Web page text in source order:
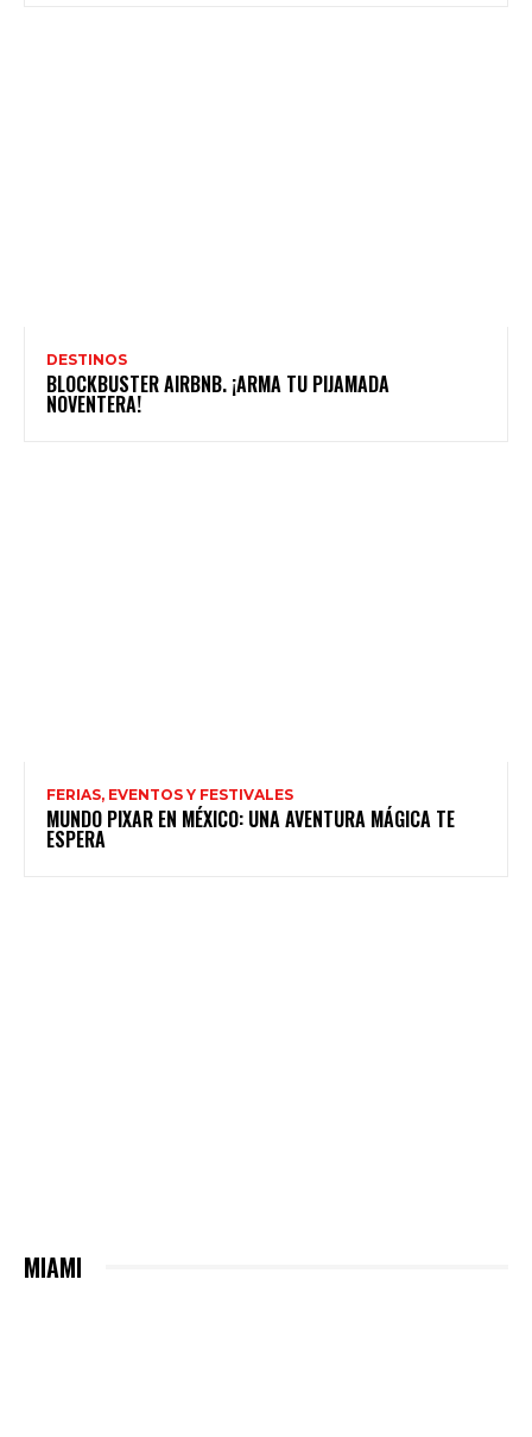
DESTINOS
BLOCKBUSTER AIRBNB. ¡ARMA TU PIJAMADA
NOVENTERA!
FERIAS, EVENTOS Y FESTIVALES
MUNDO PIXAR EN MÉXICO: UNA AVENTURA MÁGICA TE
ESPERA
MIAMI